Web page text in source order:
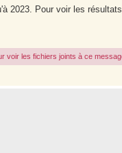
2023. Pour voir les
voir les fichiers joints à ce